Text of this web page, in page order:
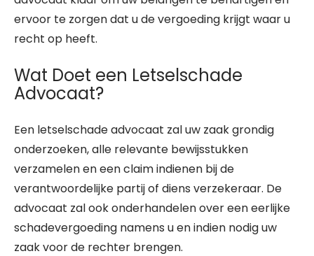
ervoor te zorgen dat u de vergoeding krijgt waar u
recht op heeft.
Wat Doet een Letselschade
Advocaat?
Een letselschade advocaat zal uw zaak grondig
onderzoeken, alle relevante bewijsstukken
verzamelen en een claim indienen bij de
verantwoordelijke partij of diens verzekeraar. De
advocaat zal ook onderhandelen over een eerlijke
schadevergoeding namens u en indien nodig uw
zaak voor de rechter brengen.